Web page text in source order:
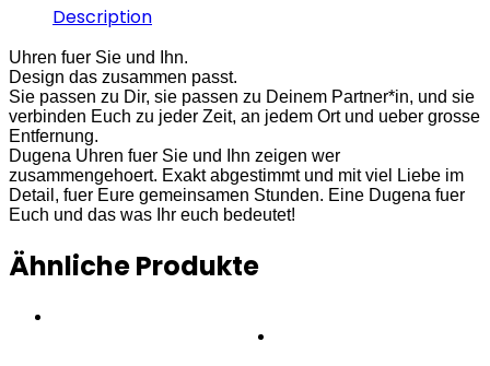
Description
Uhren fuer Sie und Ihn.
Design das zusammen passt.
Sie passen zu Dir, sie passen zu Deinem Partner*in, und sie
verbinden Euch zu jeder Zeit, an jedem Ort und ueber grosse
Entfernung.
Dugena Uhren fuer Sie und Ihn zeigen wer
zusammengehoert. Exakt abgestimmt und mit viel Liebe im
Detail, fuer Eure gemeinsamen Stunden. Eine Dugena fuer
Euch und das was Ihr euch bedeutet!
Ähnliche Produkte